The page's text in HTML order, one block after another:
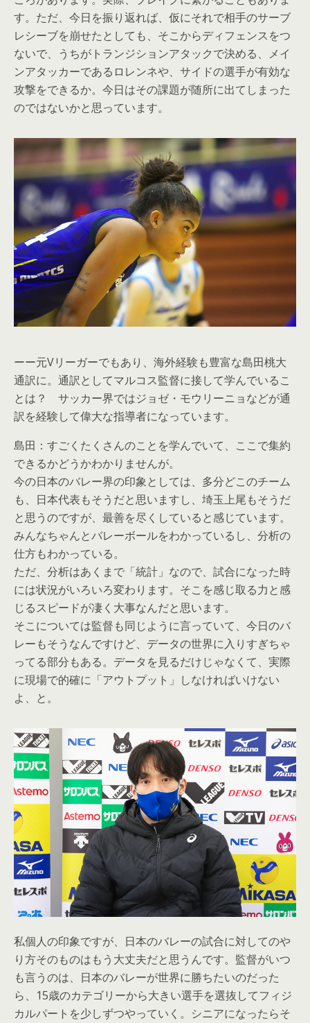
す。ただ、今日を振り返れば、仮にそれで相手のサーブ
レシーブを崩せたとしても、そこからディフェンスをつ
ないで、うちがトランジションアタックで決める、メイ
ンアタッカーであるロレンネや、サイドの選手が有効な
攻撃をできるか。今日はその課題が随所に出てしまった
のではないかと思っています。
ーー元Vリーガーでもあり、海外経験も豊富な島田桃大
通訳に。通訳としてマルコス監督に接して学んでいるこ
とは？ サッカー界ではジョゼ・モウリーニョなどが通
訳を経験して偉大な指導者になっています。
島田：すごくたくさんのことを学んでいて、ここで集約
できるかどうかわかりませんが。
今の日本のバレー界の印象としては、多分どこのチーム
も、日本代表もそうだと思いますし、埼玉上尾もそうだ
と思うのですが、最善を尽くしていると感じています。
みんなちゃんとバレーボールをわかっているし、分析の
仕方もわかっている。
ただ、分析はあくまで「統計」なので、試合になった時
には状況がいろいろ変わります。そこを感じ取る力と感
じるスピードが凄く大事なんだと思います。
そこについては監督も同じように言っていて、今日のバ
レーもそうなんですけど、データの世界に入りすぎちゃ
ってる部分もある。データを見るだけじゃなくて、実際
に現場で的確に「アウトプット」しなければいけない
よ、と。
私個人の印象ですが、日本のバレーの試合に対してのや
り方そのものはもう大丈夫だと思うんです。監督がいつ
も言うのは、日本のバレーが世界に勝ちたいのだった
ら、15歳のカテゴリーから大きい選手を選抜してフィジ
カルパートを少しずつやっていく。シニアになったらそ